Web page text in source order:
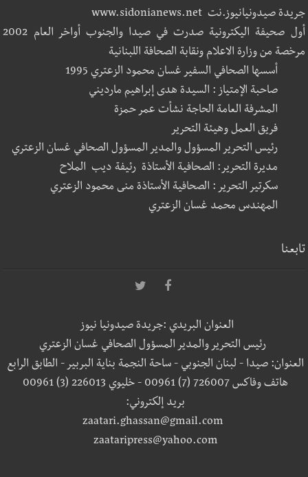
جريدة صيدونيانيوز.نت www.sidonianews.net
أول صحيفة اليكترونية صدرت في صيدا والجنوب أواخر العام 2002
مرخصة من وزارة الاعلام ونقابة الصحافة اللبنانية
أسسها الصحافي السفير غسان محمود الزعتري 1995
صاحبة الإمتياز : السيدة هدى إبراهيم مارديني
المشرفة العامة الحاجة نشأت عمر حمزة
فريق العمل وهيئة التحرير
رئيس التحرير المسؤول والمدير المسؤول الصحافي غسان الزعتري
مديرة التحرير: الصحافية الأستاذة رئيفة ديب الملاح
سكرتير التحرير : الصحافية الأستاذة منى محمود الزعتري
المهندس محمد غسان الزعتري
تابعنا
العنوان البريدي :جريدة صيدونيا نيوز
رئيس التحرير والمدير المسؤول الصحافي غسان الزعتري
العنوان: صيدا - لبنان الجنوبي - ساحة النجمة بناية البربير - الطابق الرابع
هاتف وفاكس 726007 (7) 00961 - خليوي 226013 (3) 00961
بريد إلكتروني:
zaatari.ghassan@gmail.com
zaataripress@yahoo.com